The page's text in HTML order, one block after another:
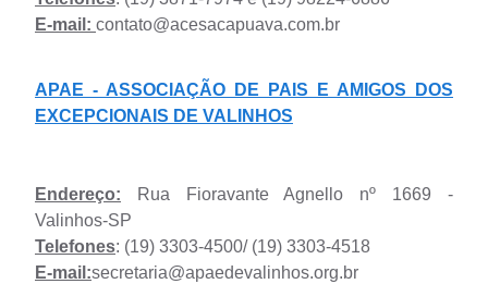
E-mail: contato@acesacapuava.com.br
APAE - ASSOCIAÇÃO DE PAIS E AMIGOS DOS
EXCEPCIONAIS DE VALINHOS
Endereço: Rua Fioravante Agnello nº 1669 -
Valinhos-SP
Telefones: (19) 3303-4500/ (19) 3303-4518
E-mail:secretaria@apaedevalinhos.org.br